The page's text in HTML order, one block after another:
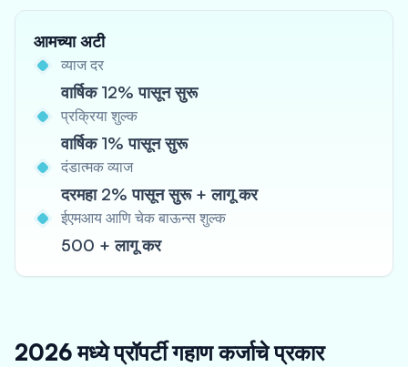
आमच्या अटी
व्याज दर
वार्षिक 12% पासून सुरू
प्रक्रिया शुल्क
वार्षिक 1% पासून सुरू
दंडात्मक व्याज
दरमहा 2% पासून सुरू + लागू कर
ईएमआय आणि चेक बाऊन्स शुल्क
500 + लागू कर
2026 मध्ये प्रॉपर्टी गहाण कर्जाचे प्रकार